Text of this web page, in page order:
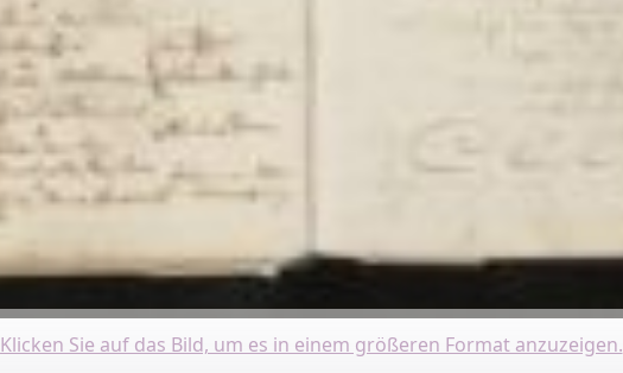
Klicken Sie auf das Bild, um es in einem größeren Format anzuzeigen.